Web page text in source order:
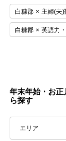
白糠郡 × 主婦(夫)
白糠郡 × 英語力
年末年始・お
ら探す
エリア